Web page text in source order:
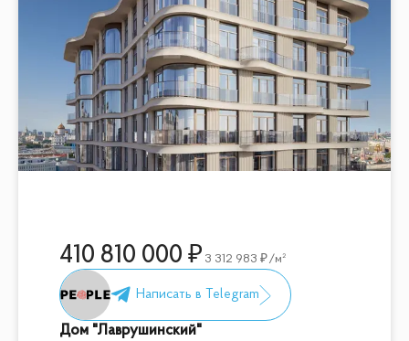
410 810 000 3 312 983 /м²
Дом "Лаврушинский"